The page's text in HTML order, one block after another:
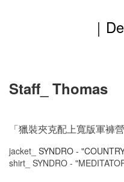
｜
Staff_ Thomas
「獵裝夾克配上寬版軍褲
jacket_ SYNDRO -
shirt_ SYNDRO -